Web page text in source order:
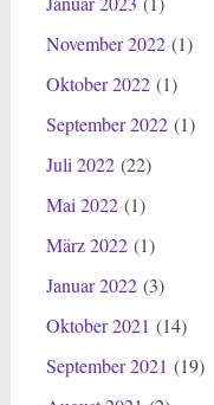
November 2022(1)
Oktober 2022(1)
September 2022(1)
Juli 2022(22)
Mai 2022(1)
März 2022(1)
Januar 2022(3)
Oktober 2021 (14)
September 2021 (19)